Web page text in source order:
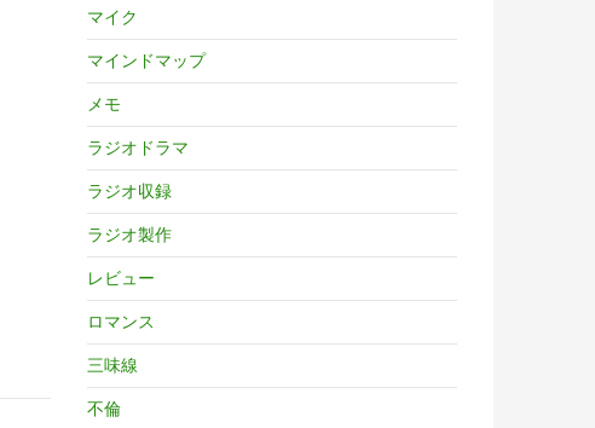
マイク
マインドマップ
メモ
ラジオドラマ
ラジオ収録
ラジオ製作
レビュー
ロマンス
三味線
不倫